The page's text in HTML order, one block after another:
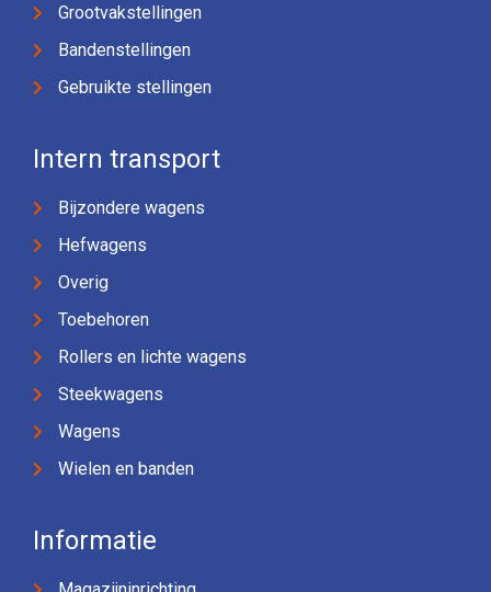
Grootvakstellingen
Bandenstellingen
Gebruikte stellingen
Intern transport
Bijzondere wagens
Hefwagens
Overig
Toebehoren
Rollers en lichte wagens
Steekwagens
Wagens
Wielen en banden
Informatie